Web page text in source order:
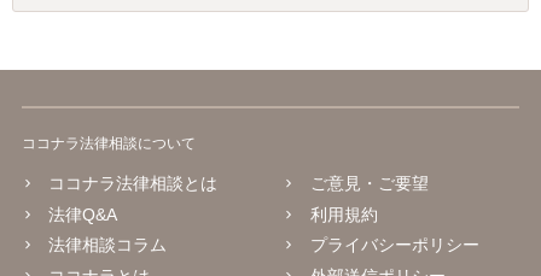
ココナラ法律相談について
ココナラ法律相談とは
法律Q&A
法律相談コラム
ご意見・ご要望
利用規約
プライバシーポリシー